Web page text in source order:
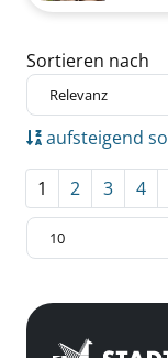
Zu den
Sortieren nach
aufsteigend
1 2 3 4